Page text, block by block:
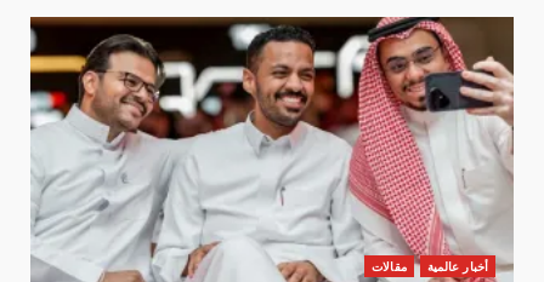
أخبار عالمية مقالات